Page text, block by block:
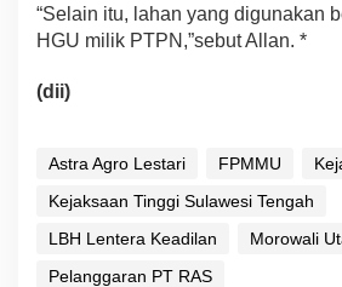
“Selain itu, lahan yang digunakan
HGU milik PTPN,”sebut Allan. *
(dii)
Astra Agro Lestari FPMMU
Kejaksaan Tinggi Sulawesi Tengah
LBH Lentera Keadilan
Morowali
Pelanggaran PT RAS